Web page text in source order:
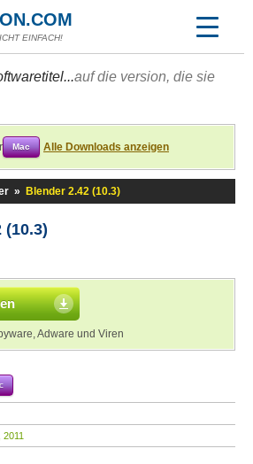
EINFACH!
auf die version, die sie
Mac Alle Downloads anzeigen
» Blender 2.42 (10.3)
Adware und Viren
2011